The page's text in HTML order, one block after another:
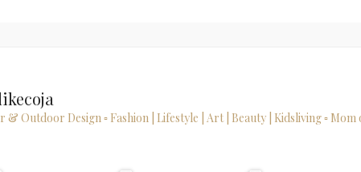
& Outdoor Design▫ Fashion | Lifestyle | Art | Beauty | Kidsliving▫